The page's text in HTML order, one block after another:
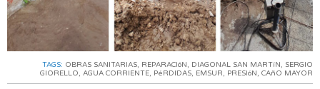
TAGS: OBRAS SANITARIAS, REPARACIóN , DIAGONAL SAN MARTíN , SERGIO
GIORELLO, AGUA CORRIENTE, PéRDIDAS, EMSUR, PRESIóN , CAñO MAYOR